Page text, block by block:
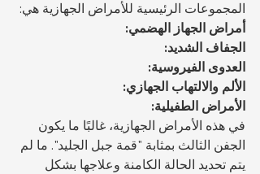
المجموعات الرئيسية للأمراض الجهازية هي:
أمراض الجهاز الهضمي:
الجفاف الشديد:
العدوى الفيروسية:
الألم والالتهاب الجهازي:
الأمراض الطفيلية:
في هذه الأمراض الجهازية، غالبًا ما يكون
الجفن الثالث بمثابة "قمة جبل الجليد". ما لم
يتم تحديد الحالة الكامنة وعلاجها بشكل